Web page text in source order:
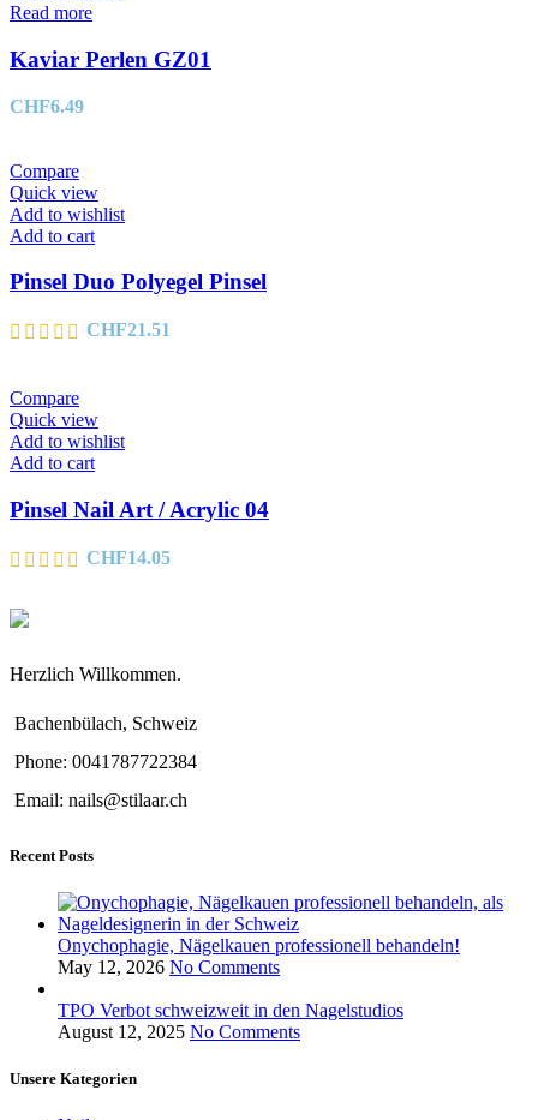
Read more
Kaviar Perlen GZ01
CHF6.49
Compare
Quick view
Add to wishlist
Add to cart
Pinsel Duo Polyegel Pinsel
CHF21.51
Compare
Quick view
Add to wishlist
Add to cart
Pinsel Nail Art / Acrylic 04
CHF14.05
Herzlich Willkommen.
Bachenbülach, Schweiz
Phone: 0041787722384
Email: nails@stilaar.ch
Recent Posts
Onychophagie, Nägelkauen professionell behandeln!
May 12, 2026 No Comments
TPO Verbot schweizweit in den Nagelstudios
August 12, 2025 No Comments
Unsere Kategorien